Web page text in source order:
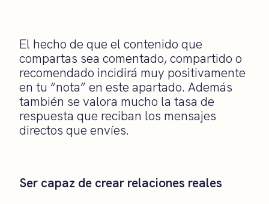
El hecho de que el contenido que
compartas sea comentado, compartido o
recomendado incidirá muy positivamente
en tu “nota” en este apartado. Además
también se valora mucho la tasa de
respuesta que reciban los mensajes
directos que envíes.
Ser capaz de crear relaciones reales